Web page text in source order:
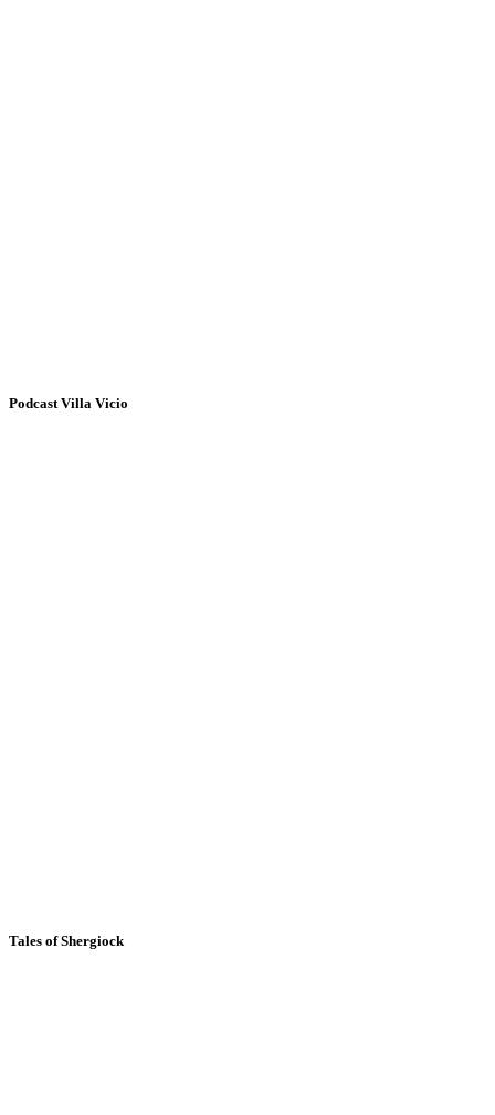
Podcast Villa Vicio
Tales of Shergiock